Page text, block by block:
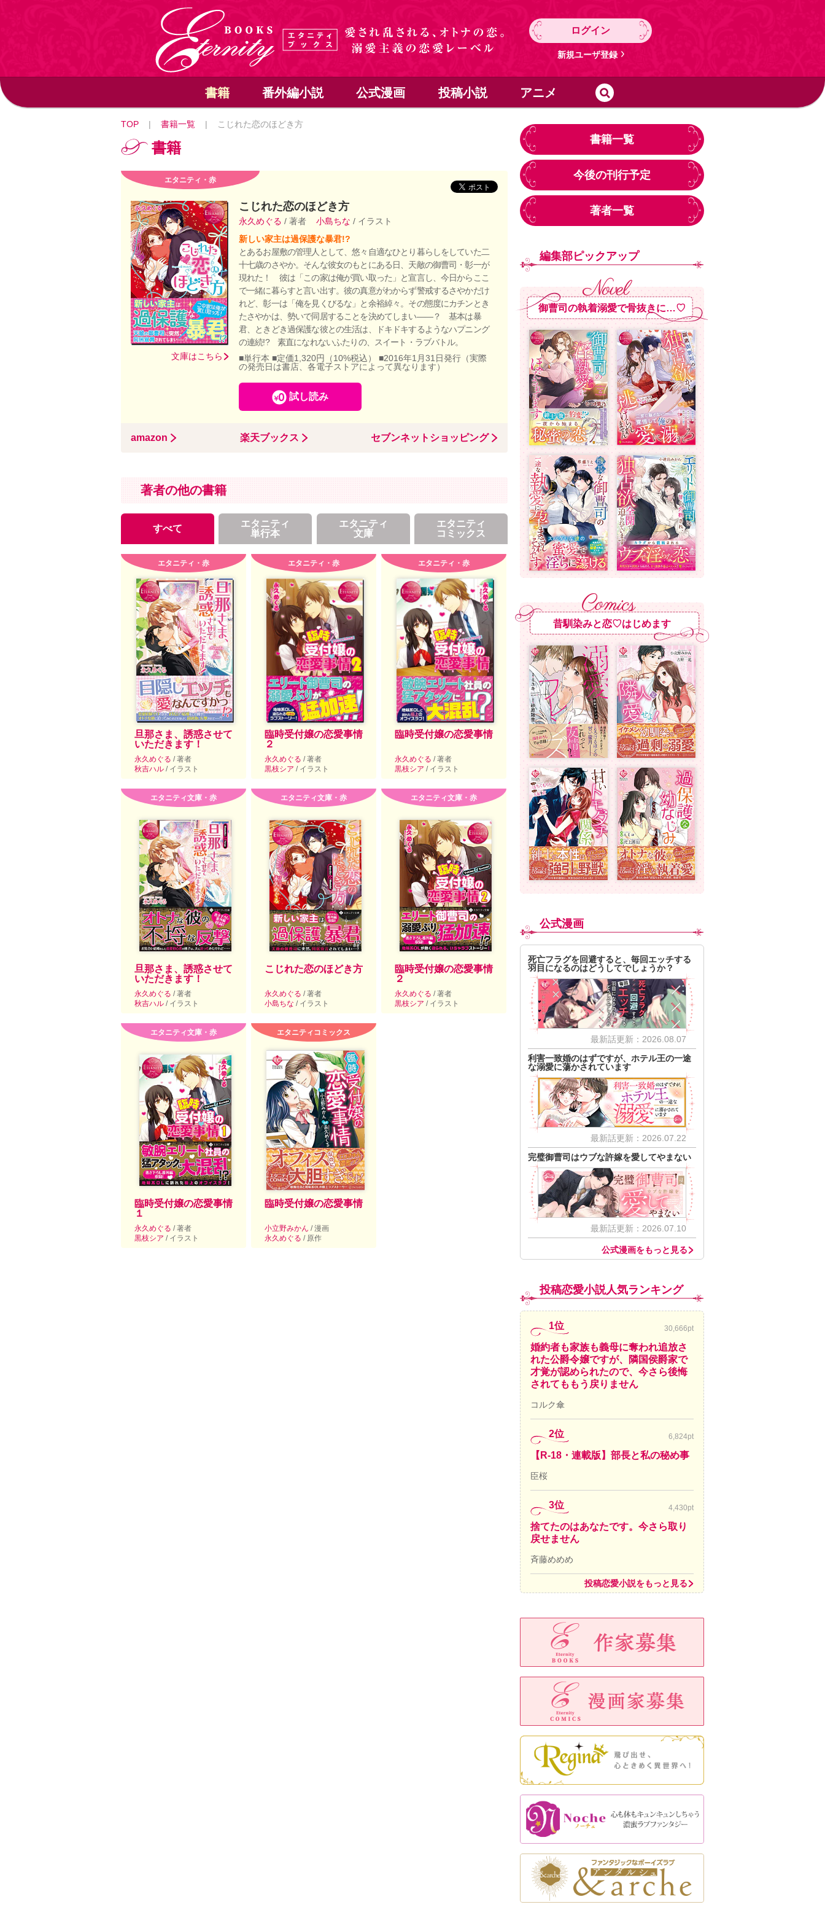
ログイン
新規ユーザ登録
書籍 番外編小説 公式漫画 投稿小説 アニメ
TOP | 書籍一覧 | こじれた恋のほどき方
書籍
エタニティ・赤
文庫はこちら
こじれた恋のほどき方
永久めぐる / 著者 小島ちな / イラスト
新しい家主は過保護な暴君!?
とあるお屋敷の管理人として、悠々自適なひとり暮らしをしていた二
十七歳のさやか。そんな彼女のもとにある日、天敵の御曹司・彰一が
現れた！ 彼は「この家は俺が買い取った」と宣言し、今日からここ
で一緒に暮らすと言い出す。彼の真意がわからず警戒するさやかだけ
れど、彰一は「俺を見くびるな」と余裕綽々。その態度にカチンとき
たさやかは、勢いで同居することを決めてしまい――？ 基本は暴
君、ときどき過保護な彼との生活は、ドキドキするようなハプニング
の連続!? 素直になれないふたりの、スイート・ラブバトル。
■単行本 ■定価1,320円（10%税込） ■2016年1月31日発行（実際
の発売日は書店、各電子ストアによって異なります）
試し読み
amazon 楽天ブックス セブンネットショッピング
著者の他の書籍
すべて
エタニティ
単行本
エタニティ
文庫
エタニティ
コミックス
エタニティ・赤
旦那さま、誘惑させて
いただきます！
永久めぐる / 著者
秋吉ハル / イラスト
エタニティ・赤
臨時受付嬢の恋愛事情
２
永久めぐる / 著者
黒枝シア / イラスト
エタニティ・赤
臨時受付嬢の恋愛事情
永久めぐる / 著者
黒枝シア / イラスト
エタニティ文庫・赤
旦那さま、誘惑させて
いただきます！
永久めぐる / 著者
秋吉ハル / イラスト
エタニティ文庫・赤
こじれた恋のほどき方
永久めぐる / 著者
小島ちな / イラスト
エタニティ文庫・赤
臨時受付嬢の恋愛事情
２
永久めぐる / 著者
黒枝シア / イラスト
エタニティ文庫・赤
臨時受付嬢の恋愛事情
１
永久めぐる / 著者
黒枝シア / イラスト
エタニティコミックス
臨時受付嬢の恋愛事情
小立野みかん / 漫画
永久めぐる / 原作
書籍一覧
今後の刊行予定
著者一覧
編集部ピックアップ
御曹司の執着溺愛で骨抜きに…♡
昔馴染みと恋♡はじめます
公式漫画
死亡フラグを回避すると、毎回エッチする
羽目になるのはどうしてでしょうか？
最新話更新：2026.08.07
利害一致婚のはずですが、ホテル王の一途
な溺愛に蕩かされています
最新話更新：2026.07.22
完璧御曹司はウブな許嫁を愛してやまない
最新話更新：2026.07.10
公式漫画をもっと見る
投稿恋愛小説人気ランキング
1位 30,666pt
婚約者も家族も義母に奪われ追放さ
れた公爵令嬢ですが、隣国侯爵家で
才覚が認められたので、今さら後悔
されてももう戻りません
コルク傘
2位 6,824pt
【R-18・連載版】部長と私の秘め事
臣桜
3位 4,430pt
捨てたのはあなたです。今さら取り
戻せません
斉藤めめめ
投稿恋愛小説をもっと見る